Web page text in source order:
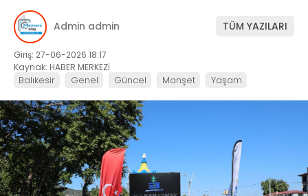
Admin admin TÜM YAZILARI
Giriş: 27-06-2026 18:17
Kaynak: HABER MERKEZİ
Balıkesir Genel Güncel Manşet Yaşam